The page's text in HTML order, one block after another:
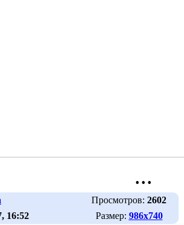
...
Просмотров: 2602
16:52 Размер: 986х740